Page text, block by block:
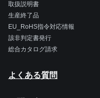
取扱説明書
生産終了品
EU_RoHS指令対応情報
該非判定書発行
総合カタログ請求
よくある質問